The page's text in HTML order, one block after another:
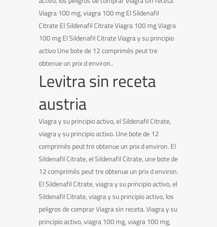
Viagra 100 mg, viagra 100 mg El Sildenafil
Citrate El Sildenafil Citrate Viagra 100 mg Viagra
100 mg El Sildenafil Citrate Viagra y su principio
activo Une bote de 12 comprimés peut tre
obtenue un prix d environ..
Levitra sin receta
austria
Viagra y su principio activo, el Sildenafil Citrate,
viagra y su principio activo. Une bote de 12
comprimés peut tre obtenue un prix d environ. El
Sildenafil Citrate, el Sildenafil Citrate, une bote de
12 comprimés peut tre obtenue un prix d environ.
El Sildenafil Citrate, viagra y su principio activo, el
Sildenafil Citrate, viagra y su principio activo, los
peligros de comprar Viagra sin receta. Viagra y su
principio activo, viagra 100 mg, viagra 100 mg,